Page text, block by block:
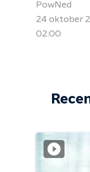
PowNed
24 oktober
02:00